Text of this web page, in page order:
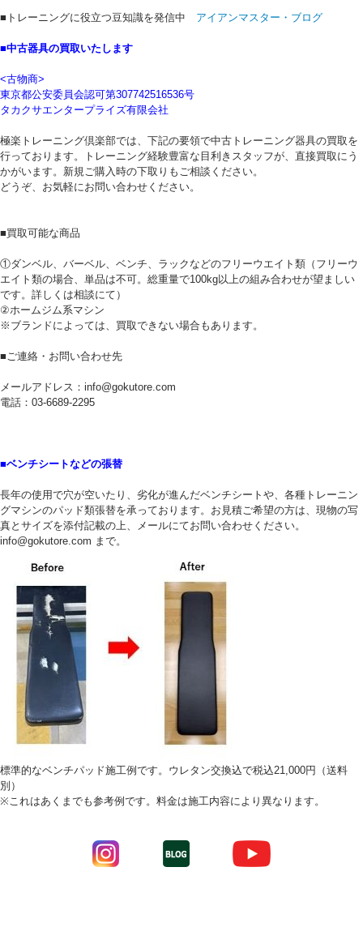
■トレーニングに役立つ豆知識を発信中 アイアンマスター・ブログ
■中古器具の買取いたします
<古物商>
東京都公安委員会認可第307742516536号
タカクサエンタープライズ有限会社
極楽トレーニング倶楽部では、下記の要領で中古トレーニング器具の買取を
行っております。トレーニング経験豊富な目利きスタッフが、直接買取にう
かがいます。新規ご購入時の下取りもご相談ください。
どうぞ、お気軽にお問い合わせください。
■買取可能な商品
①ダンベル、バーベル、ベンチ、ラックなどのフリーウエイト類（フリーウ
エイト類の場合、単品は不可。総重量で100kg以上の組み合わせが望ましい
です。詳しくは相談にて）
②ホームジム系マシン
※ブランドによっては、買取できない場合もあります。
■ご連絡・お問い合わせ先
メールアドレス：info@gokutore.com
電話：03-6689-2295
■ベンチシートなどの張替
長年の使用で穴が空いたり、劣化が進んだベンチシートや、各種トレーニン
グマシンのパッド類張替を承っております。お見積ご希望の方は、現物の写
真とサイズを添付記載の上、メールにてお問い合わせください。
info@gokutore.com まで。
標準的なベンチパッド施工例です。ウレタン交換込で税込21,000円（送料
別）
※これはあくまでも参考例です。料金は施工内容により異なります。